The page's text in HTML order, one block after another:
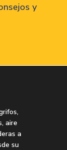
y
aire
a
su